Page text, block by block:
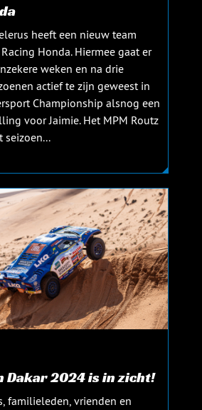
heeft een nieuw team
Honda. Hiermee gaat er
weken en na drie
actief te zijn geweest in
Championship alsnog een
voor Jaimie. Het MPM Routz
seizoen...
Dakar 2024 is in zicht!
familieleden, vrienden en